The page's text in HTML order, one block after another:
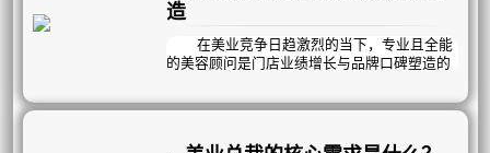
造
在美业竞争日趋激烈的当下，专业且全能
的美容顾问是门店业绩增长与品牌口碑塑造的